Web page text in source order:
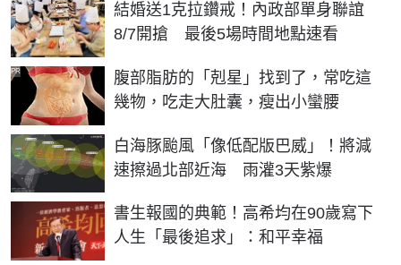
結婚送1克拉鑽戒！內政部單身聯誼
8/7開搶 最後5場時間地點速看
腹部脂肪的「剋星」找到了，常吃這
幾物，吃走大肚囊，瘦出小蠻腰
PR
白海豚颱風「像低配版巴威」！將減
速擦過北部近海 雨灌3天紫爆
書生報國的典範！高希均在90歲寫下
人生「最後追求」：和平幸福